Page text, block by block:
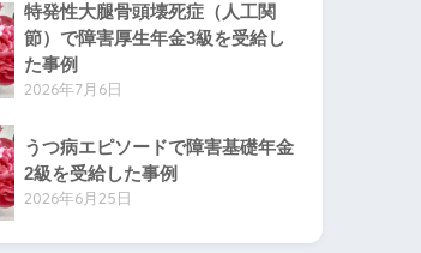
特発性大腿骨頭壊死症（人工関
節）で障害厚生年金3級を受給し
た事例
2026年7月6日
うつ病エピソードで障害基礎年金
2級を受給した事例
2026年6月25日